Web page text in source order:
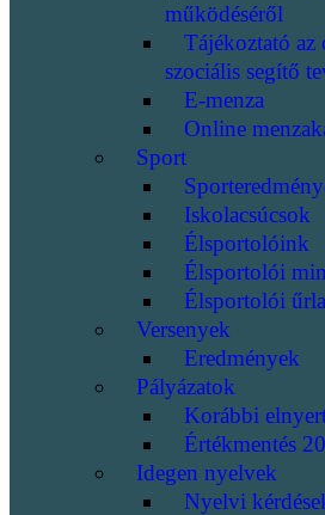
működéséről
Tájékoztató az
szociális segítő
E-menza
Online
Sport
Iskolacsúcsok
Élsportolóink
Élsportolói
Élsportolói
Versenyek
Eredmények
Pályázatok
Korábbi
Értékmentés
Idegen nyelvek
Nyelvi